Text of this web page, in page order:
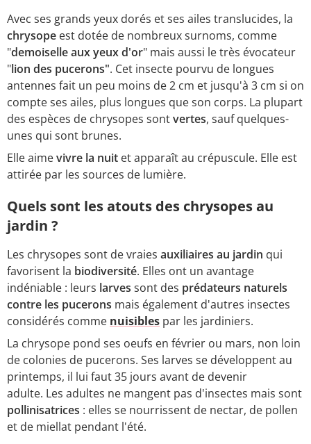
Avec ses grands yeux dorés et ses ailes translucides, la
chrysope est dotée de nombreux surnoms, comme
"demoiselle aux yeux d'or" mais aussi le très évocateur
"lion des pucerons". Cet insecte pourvu de longues
antennes fait un peu moins de 2 cm et jusqu'à 3 cm si on
compte ses ailes, plus longues que son corps. La plupart
des espèces de chrysopes sontvertes, sauf quelques-
unes qui sont brunes.
Elle aimevivre la nuit et apparaît au crépuscule. Elle est
attirée par les sources de lumière.
Quels sont les atouts des chrysopes au
jardin ?
Les chrysopes sont de vraies auxiliaires au jardin qui
favorisent la biodiversité. Elles ont un avantage
indéniable : leurs larves sont des prédateurs naturels
contre les pucerons mais également d'autres insectes
considérés comme nuisibles par les jardiniers.
La chrysope pond ses oeufs en février ou mars, non loin
de colonies de pucerons. Ses larves se développent au
printemps, il lui faut 35 jours avant de devenir
adulte. Les adultes ne mangent pas d'insectes mais sont
pollinisatrices : elles se nourrissent de nectar, de pollen
et de miellat pendant l'été.